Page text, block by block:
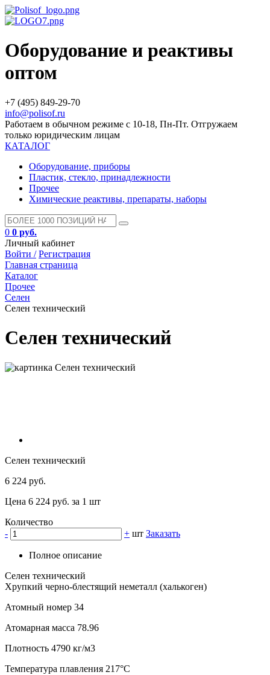
Оборудование и реактивы
оптом
+7 (495) 849-29-70
info@polisof.ru
Работаем в обычном режиме с 10-18, Пн-Пт. Отгружаем
только юридическим лицам
КАТАЛОГ
Оборудование, приборы
Пластик, стекло, принадлежности
Прочее
Химические реактивы, препараты, наборы
0 0 руб.
Личный кабинет
Войти / Регистрация
Главная страница
Каталог
Прочее
Селен
Селен технический
Селен технический
Селен технический
6 224 руб.
Цена 6 224 руб. за 1 шт
Количество
-
+ шт Заказать
Полное описание
Селен технический
Хрупкий черно-блестящий неметалл (халькоген)
Атомный номер 34
Атомарная масса 78.96
Плотность 4790 кг/м3
Температура плавления 217°С